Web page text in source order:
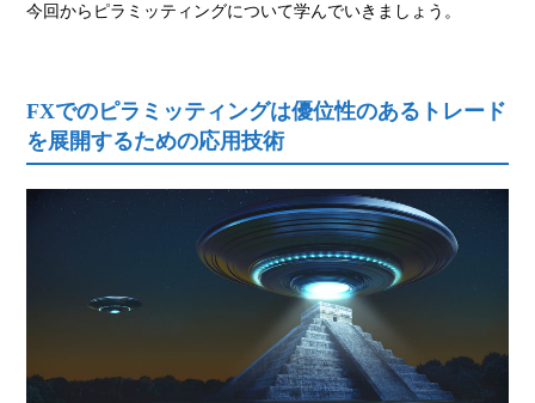
今回からピラミッティングについて学んでいきましょう。
FXでのピラミッティングは優位性のあるトレード
を展開するための応用技術